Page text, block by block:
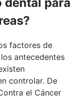
factores de
antecedentes
controlar. De
el Cáncer